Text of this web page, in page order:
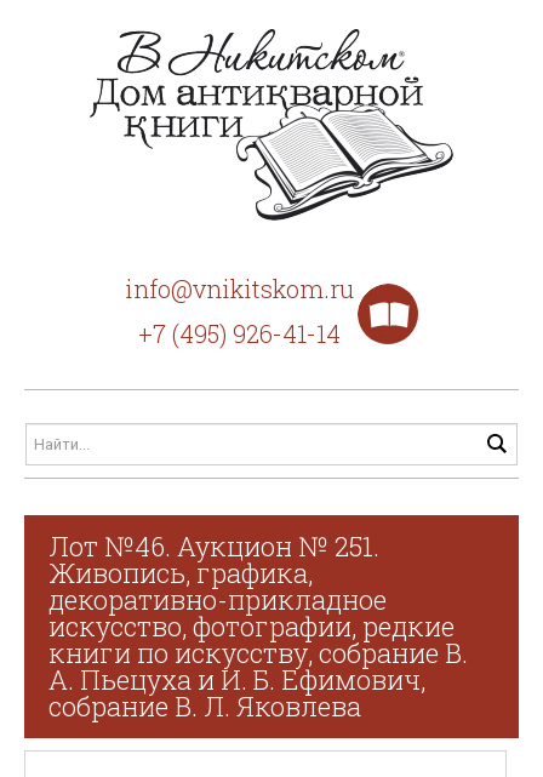
info@vnikitskom.ru
+7 (495) 926-41-14
Лот №46. Аукцион № 251.
Живопись, графика,
декоративно-прикладное
искусство, фотографии, редкие
книги по искусству, собрание В.
А. Пьецуха и И. Б. Ефимович,
собрание В. Л. Яковлева